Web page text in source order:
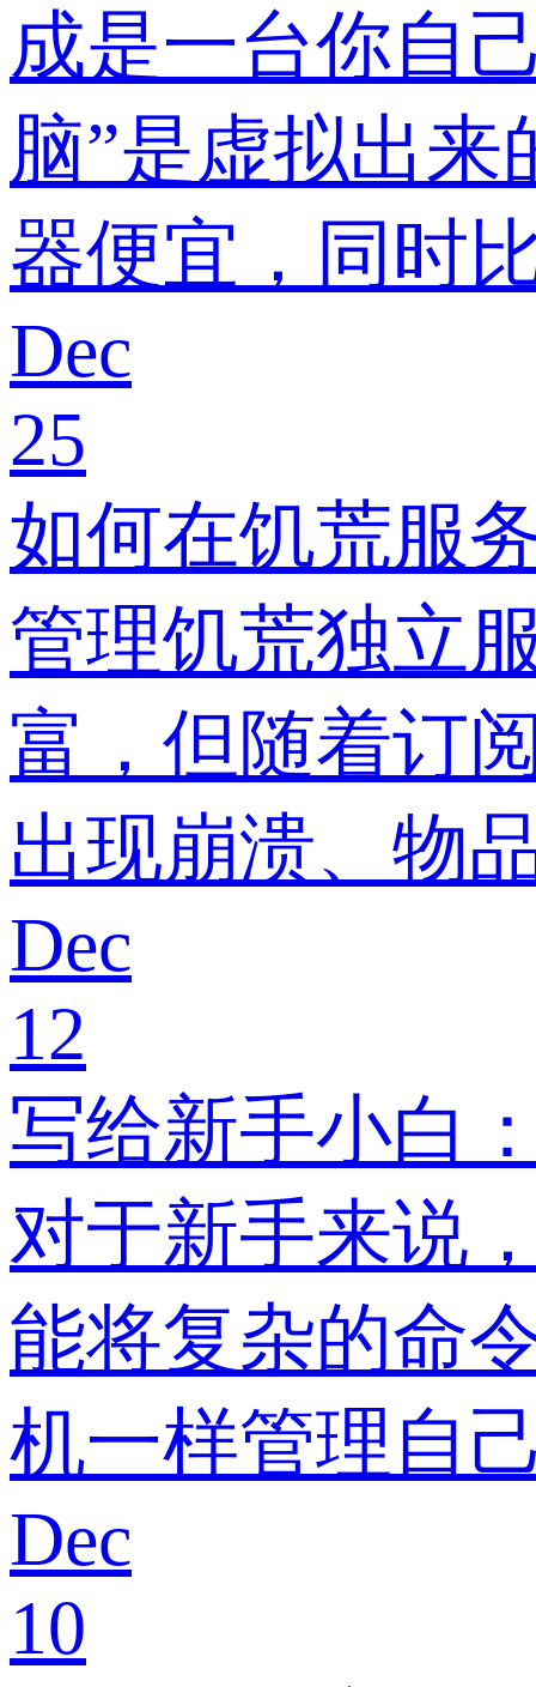
成是一台你自
脑”是虚拟出
器便宜，同时
Dec
25
如何在饥荒服
管理饥荒独立
富，但随着订
出现崩溃、物
Dec
12
写给新手小白
对于新手来说
能将复杂的命
机一样管理自
Dec
10